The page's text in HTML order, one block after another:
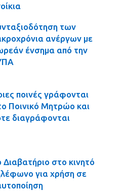
των
ανέργων με
ένσημα από την
ποινές γράφονται
Ποινικό Μητρώο και
διαγράφονται
Διαβατήριο στο κινητό
για χρήση σε